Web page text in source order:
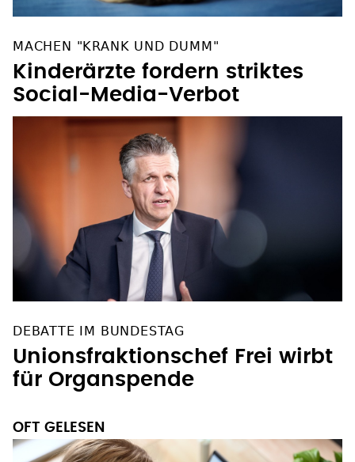
Kinderärzte fordern striktes
Social-Media-Verbot
Unionsfraktionschef Frei wirbt
für Organspende